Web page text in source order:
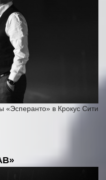
«Эсперанто» в Крокус Сити